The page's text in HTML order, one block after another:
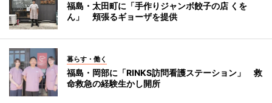
福島・太田町に「手作りジャンボ餃子の店 くを
ん」 頬張るギョーザを提供
暮らす・働く
福島・岡部に「RINKS訪問看護ステーション」 救
命救急の経験生かし開所